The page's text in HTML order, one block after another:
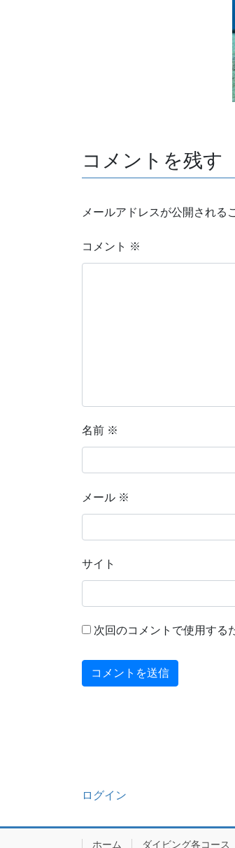
コメントを残す
メールアドレスが公開される
コメント ※
名前 ※
メール ※
サイト
次回のコメントで使用する
ログイン
ホーム ダイビング各コース